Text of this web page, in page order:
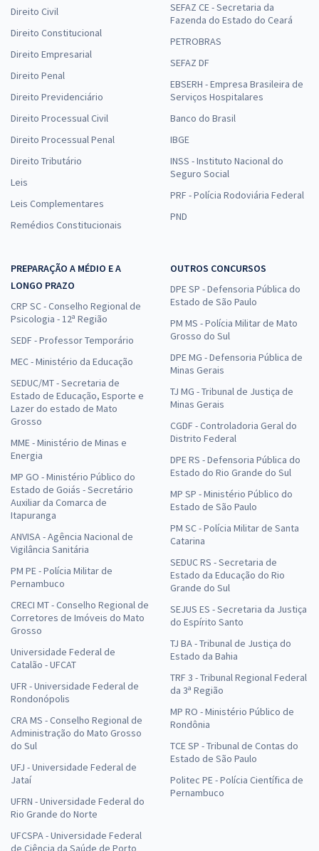
Direito Civil
Direito Constitucional
Direito Empresarial
Direito Penal
Direito Previdenciário
Direito Processual Civil
Direito Processual Penal
Direito Tributário
Leis
Leis Complementares
Remédios Constitucionais
SEFAZ CE - Secretaria da
Fazenda do Estado do Ceará
PETROBRAS
SEFAZ DF
EBSERH - Empresa Brasileira de
Serviços Hospitalares
Banco do Brasil
IBGE
INSS - Instituto Nacional do
Seguro Social
PRF - Polícia Rodoviária Federal
PND
PREPARAÇÃO A MÉDIO E A
LONGO PRAZO
CRP SC - Conselho Regional de
Psicologia - 12ª Região
SEDF - Professor Temporário
MEC - Ministério da Educação
SEDUC/MT - Secretaria de
Estado de Educação, Esporte e
Lazer do estado de Mato
Grosso
MME - Ministério de Minas e
Energia
MP GO - Ministério Público do
Estado de Goiás - Secretário
Auxiliar da Comarca de
Itapuranga
ANVISA - Agência Nacional de
Vigilância Sanitária
PM PE - Polícia Militar de
Pernambuco
CRECI MT - Conselho Regional de
Corretores de Imóveis do Mato
Grosso
Universidade Federal de
Catalão - UFCAT
UFR - Universidade Federal de
Rondonópolis
CRA MS - Conselho Regional de
Administração do Mato Grosso
do Sul
UFJ - Universidade Federal de
Jataí
UFRN - Universidade Federal do
Rio Grande do Norte
UFCSPA - Universidade Federal
de Ciência da Saúde de Porto
OUTROS CONCURSOS
DPE SP - Defensoria Pública do
Estado de São Paulo
PM MS - Polícia Militar de Mato
Grosso do Sul
DPE MG - Defensoria Pública de
Minas Gerais
TJ MG - Tribunal de Justiça de
Minas Gerais
CGDF - Controladoria Geral do
Distrito Federal
DPE RS - Defensoria Pública do
Estado do Rio Grande do Sul
MP SP - Ministério Público do
Estado de São Paulo
PM SC - Polícia Militar de Santa
Catarina
SEDUC RS - Secretaria de
Estado da Educação do Rio
Grande do Sul
SEJUS ES - Secretaria da Justiça
do Espírito Santo
TJ BA - Tribunal de Justiça do
Estado da Bahia
TRF 3 - Tribunal Regional Federal
da 3ª Região
MP RO - Ministério Público de
Rondônia
TCE SP - Tribunal de Contas do
Estado de São Paulo
Politec PE - Polícia Científica de
Pernambuco